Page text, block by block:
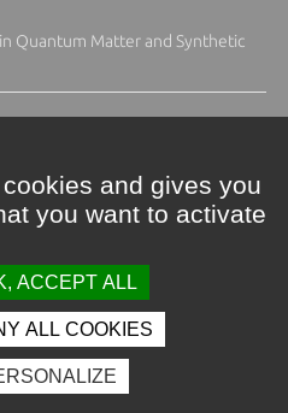
Quantum Matter and Synthetic
presse
Photothèque
and gives you
you want to activate
ACCEPT ALL
ALL COOKIES